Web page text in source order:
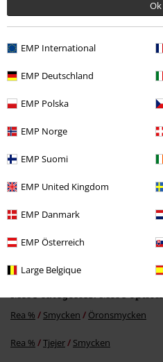
Ok
EMP International
EMP Deutschland
EMP Polska
EMP Norge
EMP Suomi
EMP United Kingdom
EMP Danmark
EMP Österreich
Large Belgique
Verifierad recension
Hade du någon nytta av den här
Rea % Smycken Öronsmycken
Rea % Tjejer Smycken